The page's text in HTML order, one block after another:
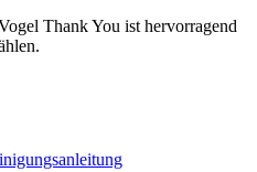
Thank You ist hervorragend